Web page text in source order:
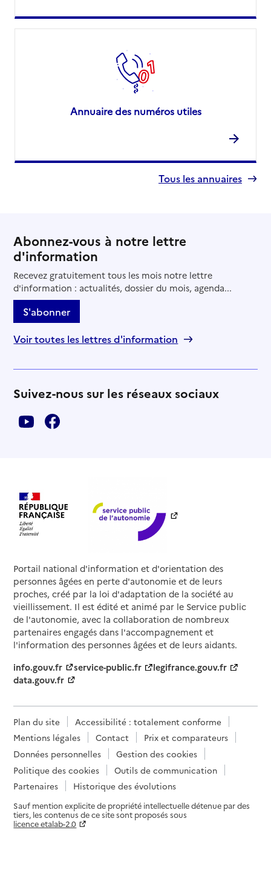
Annuaire des numéros utiles
Tous les annuaires
Abonnez-vous à notre lettre
d'information
Recevez gratuitement tous les mois notre lettre
d'information : actualités, dossier du mois, agenda...
S'abonner
Voir toutes les lettres d'information
Suivez-nous sur les réseaux sociaux
Portail national d'information et d'orientation des
personnes âgées en perte d'autonomie et de leurs
proches, créé par la loi d'adaptation de la société au
vieillissement. Il est édité et animé par le Service public
de l'autonomie, avec la collaboration de nombreux
partenaires engagés dans l'accompagnement et
l'information des personnes âgées et de leurs aidants.
info.gouv.fr
service-public.fr
legifrance.gouv.fr
data.gouv.fr
Plan du site
Accessibilité : totalement conforme
Mentions légales
Contact
Prix et comparateurs
Données personnelles
Gestion des cookies
Politique des cookies
Outils de communication
Partenaires
Historique des évolutions
Sauf mention explicite de propriété intellectuelle détenue par des
tiers, les contenus de ce site sont proposés sous
licence etalab-2.0